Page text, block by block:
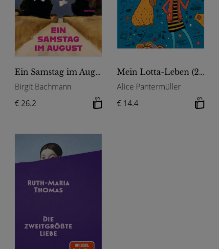
Ein Samstag im August
Birgit Bachmann
€ 26.2
Mein Lotta-Leben (23). Sayonara, Capybara!
Alice Pantermüller
€ 14.4